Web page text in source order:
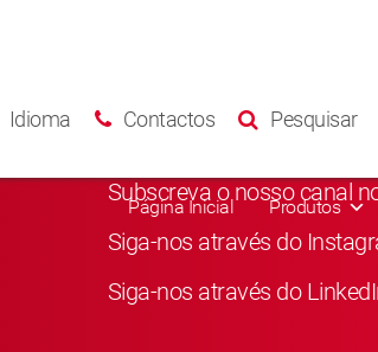
Idioma Contactos Pesquisar
Página Inicial Produtos
Subscreva o nosso canal
Siga-nos através do
Siga-nos através do